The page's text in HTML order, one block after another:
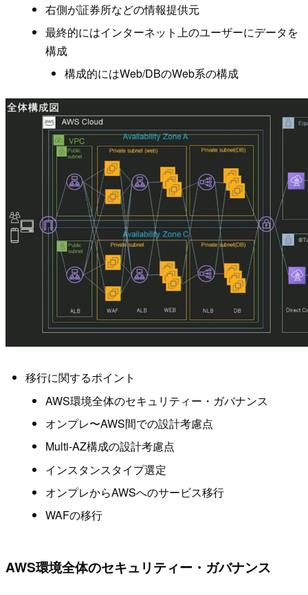
右側が証券所などの情報提供元
最終的にはインターネット上のユーザーにデータを
構成
構成的にはWeb/DBのWeb系の構成
移行に関するポイント
AWS環境全体のセキュリティー・ガバナンス
オンプレ〜AWS間での設計考慮点
Multi-AZ構成の設計考慮点
インスタンスタイプ選定
オンプレからAWSへのサービス移行
WAFの移行
AWS環境全体のセキュリティー・ガバナンス